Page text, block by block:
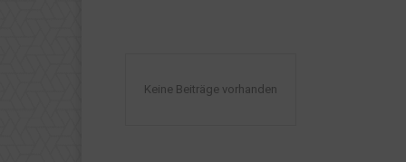
Keine Beiträge vorhanden